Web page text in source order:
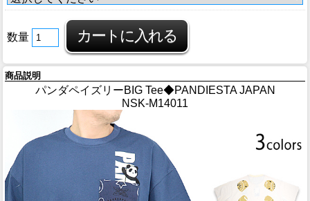
数量
商品説明
パンダペイズリーBIG Tee◆PANDIESTA JAPAN
NSK-M14011